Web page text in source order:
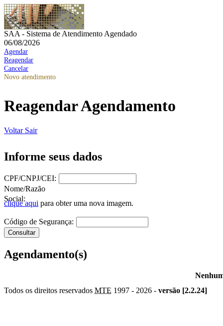
SAA - Sistema de Atendimento Agendado
06/08/2026
Agendar
Reagendar
Cancelar
Novo atendimento
Reagendar Agendamento
Voltar Sair
Informe seus dados
CPF/CNPJ/CEI:
Nome/Razão
Social:
clique aqui para obter uma nova imagem.
Código de Segurança:
Agendamento(s)
Todos os direitos reservados MTE 1997 - 2026 - versão [2.2.24]